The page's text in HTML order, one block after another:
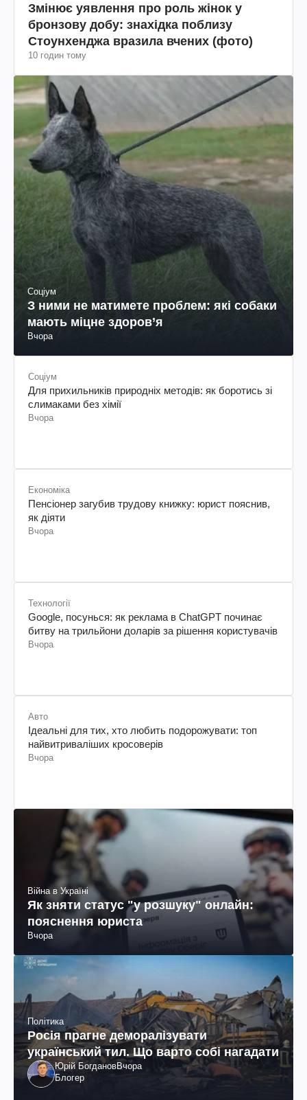
Змінює уявлення про роль жінок у
бронзову добу: знахідка поблизу
Стоунхенджа вразила вчених (фото)
10 годин тому
Соціум
З ними не матимете проблем: які собаки
мають міцне здоров’я
Вчора
Соціум
Для прихильників природніх методів: як боротись зі
слимаками без хімії
Вчора
Економіка
Пенсіонер загубив трудову книжку: юрист пояснив,
як діяти
Вчора
Технології
Google, посунься: як реклама в ChatGPT починає
битву на трильйони доларів за рішення користувачів
Вчора
Авто
Ідеальні для тих, хто любить подорожувати: топ
найвитриваліших кросоверів
Вчора
Війна в Україні
Як зняти статус "у розшуку" онлайн:
пояснення юриста
Вчора
Політика
Росія прагне деморалізувати
український тил. Що варто собі нагадати
Юрій БогдановВчора
Блогер